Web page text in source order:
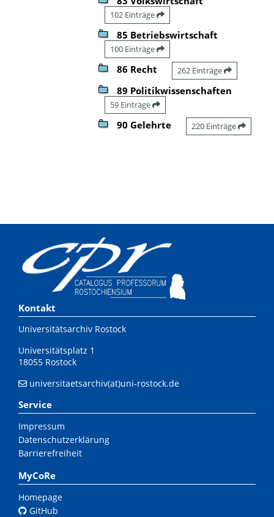
102 Einträge
85 Betriebswirtschaft
100 Einträge
86 Recht 262 Einträge
89 Politikwissenschaften
59 Einträge
90 Gelehrte 220 Einträge
Kontakt
Universitätsarchiv Rostock
Universitätsplatz 1
18055 Rostock
universitaetsarchiv(at)uni-rostock.de
Service
Impressum
Datenschutzerklärung
Barrierefreiheit
MyCoRe
Homepage
GitHub